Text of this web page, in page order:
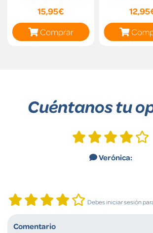
15,95€
Comprar
Cuéntanos tu
Verónica:
Debes iniciar sesión